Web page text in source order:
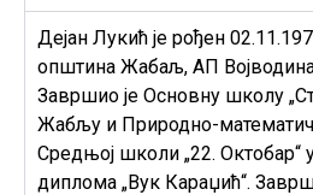
Дејан Лукић је рођен
општина Жабаљ, АП
Завршио је Основну школу
Жабљу и Природно-
Средњој школи „22.
диплома „Вук Караџић“.